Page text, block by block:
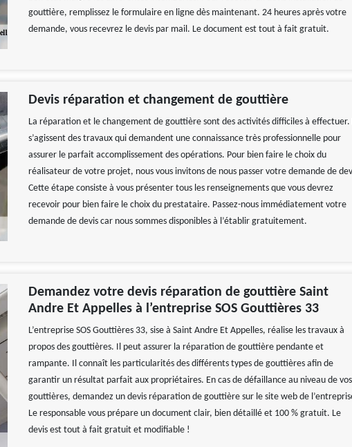
gouttière, remplissez le formulaire en ligne dès maintenant. 24 heures après votre
demande, vous recevrez le devis par mail. Le document est tout à fait gratuit.
Devis réparation et changement de gouttière
La réparation et le changement de gouttière sont des activités difficiles à effectuer.
s’agissent des travaux qui demandent une connaissance très professionnelle pour
assurer le parfait accomplissement des opérations. Pour bien faire le choix du
réalisateur de votre projet, nous vous invitons de nous passer votre demande de
Cette étape consiste à vous présenter tous les renseignements que vous devrez
recevoir pour bien faire le choix du prestataire. Passez-nous immédiatement votre
demande de devis car nous sommes disponibles à l’établir gratuitement.
Demandez votre devis réparation de gouttière Saint
Andre Et Appelles à l’entreprise SOS Gouttières 33
L’entreprise SOS Gouttières 33, sise à Saint Andre Et Appelles, réalise les travaux à
propos des gouttières. Il peut assurer la réparation de gouttière pendante et
rampante. Il connaît les particularités des différents types de gouttières afin de
garantir un résultat parfait aux propriétaires. En cas de défaillance au niveau de vos
gouttières, demandez un devis réparation de gouttière sur le site web de
Le responsable vous prépare un document clair, bien détaillé et 100 % gratuit. Le
devis est tout à fait gratuit et modifiable !